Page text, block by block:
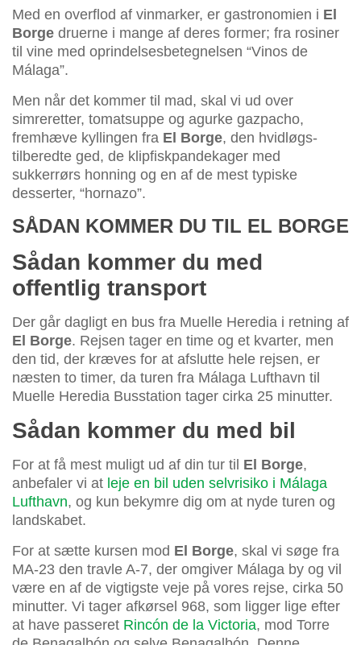
Med en overflod af vinmarker, er gastronomien i El
Borge druerne i mange af deres former; fra rosiner
til vine med oprindelsesbetegnelsen “Vinos de
Málaga”.
Men når det kommer til mad, skal vi ud over
simreretter, tomatsuppe og agurke gazpacho,
fremhæve kyllingen fra El Borge, den hvidløgs-
tilberedte ged, de klipfiskpandekager med
sukkerrørs honning og en af de mest typiske
desserter, “hornazo”.
SÅDAN KOMMER DU TIL EL BORGE
Sådan kommer du med
offentlig transport
Der går dagligt en bus fra Muelle Heredia i retning af
El Borge. Rejsen tager en time og et kvarter, men
den tid, der kræves for at afslutte hele rejsen, er
næsten to timer, da turen fra Málaga Lufthavn til
Muelle Heredia Busstation tager cirka 25 minutter.
Sådan kommer du med bil
For at få mest muligt ud af din tur til El Borge,
anbefaler vi at leje en bil uden selvrisiko i Málaga
Lufthavn, og kun bekymre dig om at nyde turen og
landskabet.
For at sætte kursen mod El Borge, skal vi søge fra
MA-23 den travle A-7, der omgiver Málaga by og vil
være en af de vigtigste veje på vores rejse, cirka 50
minutter. Vi tager afkørsel 968, som ligger lige efter
at have passeret Rincón de la Victoria, mod Torre